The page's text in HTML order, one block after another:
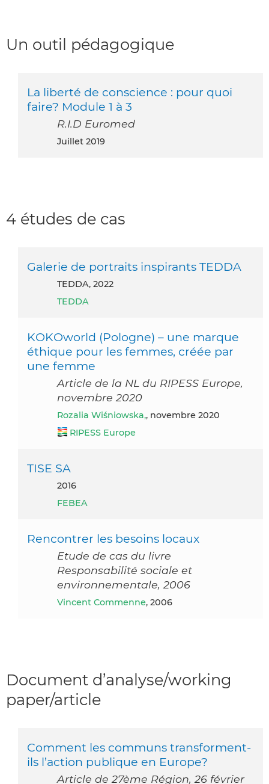
Un outil pédagogique
La liberté de conscience : pour quoi
faire? Module 1 à 3
R.I.D Euromed
juillet 2019
4 études de cas
Galerie de portraits inspirants TEDDA
TEDDA, 2022
TEDDA
KOKOworld (Pologne) – une marque
éthique pour les femmes, créée par
une femme
Article de la NL du RIPESS Europe,
novembre 2020
Rozalia Wiśniowska,, novembre 2020
RIPESS Europe
TISE SA
2016
FEBEA
Rencontrer les besoins locaux
Etude de cas du livre
Responsabilité sociale et
environnementale, 2006
Vincent Commenne, 2006
Document d’analyse/working
paper/article
Comment les communs transforment-
ils l’action publique en Europe?
Article de 27ème Région, 26 février